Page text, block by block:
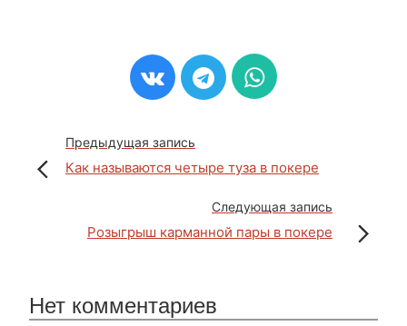
Предыдущая запись
Как называются четыре туза в покере
Следующая запись
Розыгрыш карманной пары в покере
Нет комментариев